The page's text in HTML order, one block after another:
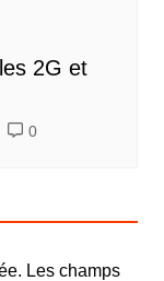
2G et
0
Les champs